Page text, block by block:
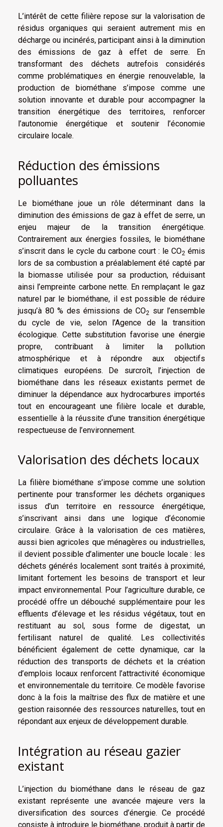
L’intérêt de cette filière repose sur la valorisation de
résidus organiques qui seraient autrement mis en
décharge ou incinérés, participant ainsi à la diminution
des émissions de gaz à effet de serre. En
transformant des déchets autrefois considérés
comme problématiques en énergie renouvelable, la
production de biométhane s’impose comme une
solution innovante et durable pour accompagner la
transition énergétique des territoires, renforcer
l’autonomie énergétique et soutenir l’économie
circulaire locale.
Réduction des émissions
polluantes
Le biométhane joue un rôle déterminant dans la
diminution des émissions de gaz à effet de serre, un
enjeu majeur de la transition énergétique.
Contrairement aux énergies fossiles, le biométhane
s’inscrit dans le cycle du carbone court : le CO2 émis
lors de sa combustion a préalablement été capté par
la biomasse utilisée pour sa production, réduisant
ainsi l’empreinte carbone nette. En remplaçant le gaz
naturel par le biométhane, il est possible de réduire
jusqu’à 80 % des émissions de CO2
sur l’ensemble
du cycle de vie, selon l’Agence de la transition
écologique. Cette substitution favorise une énergie
propre, contribuant à limiter la pollution
atmosphérique et à répondre aux objectifs
climatiques européens. De surcroît, l’injection de
biométhane dans les réseaux existants permet de
diminuer la dépendance aux hydrocarbures importés
tout en encourageant une filière locale et durable,
essentielle à la réussite d’une transition énergétique
respectueuse de l’environnement.
Valorisation des déchets locaux
La filière biométhane s’impose comme une solution
pertinente pour transformer les déchets organiques
issus d’un territoire en ressource énergétique,
s’inscrivant ainsi dans une logique d’économie
circulaire. Grâce à la valorisation de ces matières,
aussi bien agricoles que ménagères ou industrielles,
il devient possible d’alimenter une boucle locale : les
déchets générés localement sont traités à proximité,
limitant fortement les besoins de transport et leur
impact environnemental. Pour l’agriculture durable, ce
procédé offre un débouché supplémentaire pour les
effluents d’élevage et les résidus végétaux, tout en
restituant au sol, sous forme de digestat, un
fertilisant naturel de qualité. Les collectivités
bénéficient également de cette dynamique, car la
réduction des transports de déchets et la création
d’emplois locaux renforcent l’attractivité économique
et environnementale du territoire. Ce modèle favorise
donc à la fois la maîtrise des flux de matière et une
gestion raisonnée des ressources naturelles, tout en
répondant aux enjeux de développement durable.
Intégration au réseau gazier
existant
L’injection du biométhane dans le réseau de gaz
existant représente une avancée majeure vers la
diversification des sources d’énergie. Ce procédé
consiste à introduire le biométhane, produit à partir de